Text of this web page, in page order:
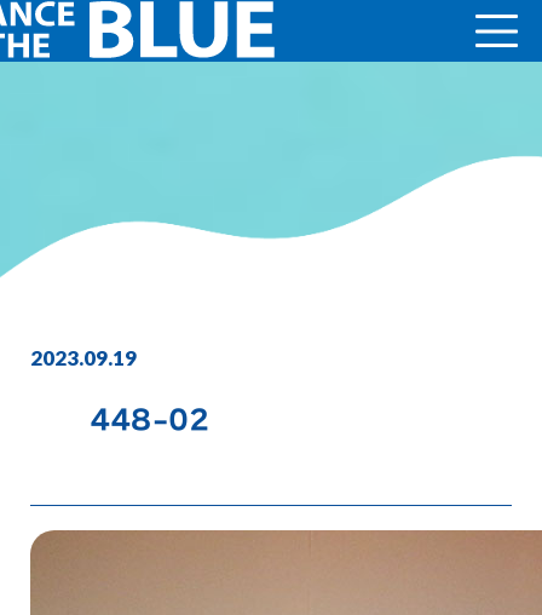
448-02
2023.09.19